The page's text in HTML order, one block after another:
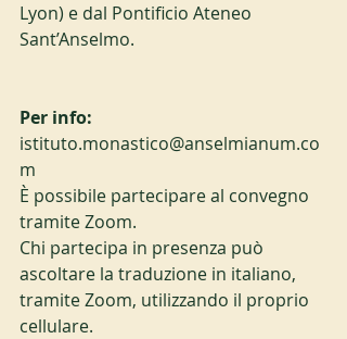
Lyon) e dal Pontificio Ateneo
Sant’Anselmo.
Per info:
istituto.monastico@anselmianum.co
m
È possibile partecipare al convegno
tramite Zoom.
Chi partecipa in presenza può
ascoltare la traduzione in italiano,
tramite Zoom, utilizzando il proprio
cellulare.